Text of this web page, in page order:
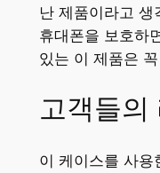
난 제품이라고 생
휴대폰을 보호하
있는 이 제품은
고객들의
이 케이스를 사용